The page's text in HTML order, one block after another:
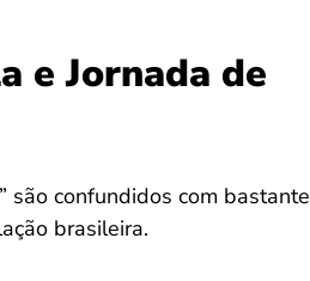
e Jornada de
são confundidos com bastante
brasileira.